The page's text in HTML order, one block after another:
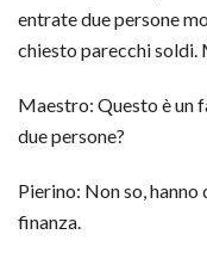
entrate due persone
chiesto parecchi soldi.
Maestro: Questo è un
due persone?
Pierino: Non so,
finanza.